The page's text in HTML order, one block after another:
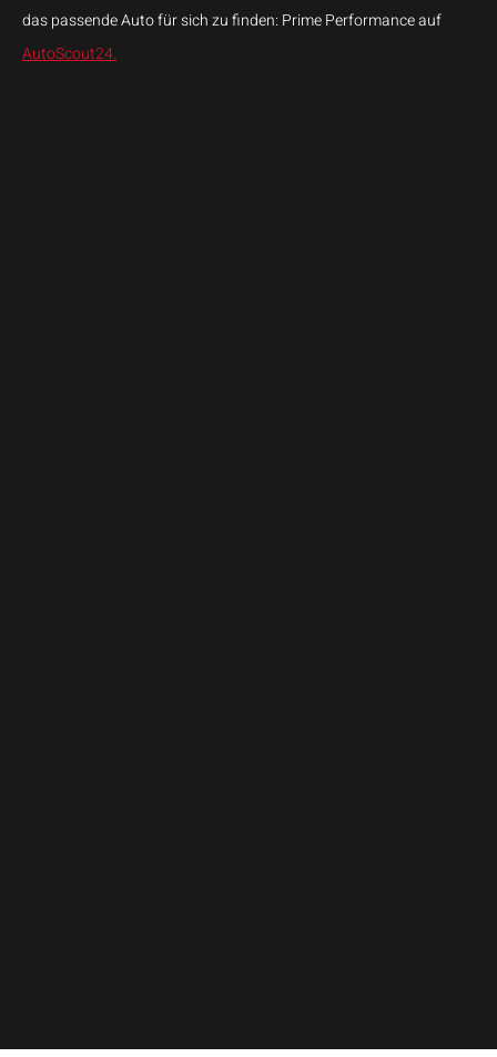
das passende Auto für sich zu finden: Prime Performance auf
AutoScout24.